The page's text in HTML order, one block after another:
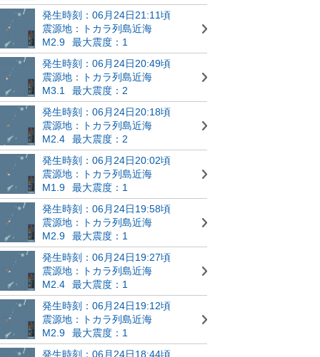
発生時刻：06月24日21:11頃
震源地：トカラ列島近海
M2.9
最大震度：1
発生時刻：06月24日20:49頃
震源地：トカラ列島近海
M3.1
最大震度：2
発生時刻：06月24日20:18頃
震源地：トカラ列島近海
M2.4
最大震度：2
発生時刻：06月24日20:02頃
震源地：トカラ列島近海
M1.9
最大震度：1
発生時刻：06月24日19:58頃
震源地：トカラ列島近海
M2.9
最大震度：1
発生時刻：06月24日19:27頃
震源地：トカラ列島近海
M2.4
最大震度：1
発生時刻：06月24日19:12頃
震源地：トカラ列島近海
M2.9
最大震度：1
発生時刻：06月24日18:44頃